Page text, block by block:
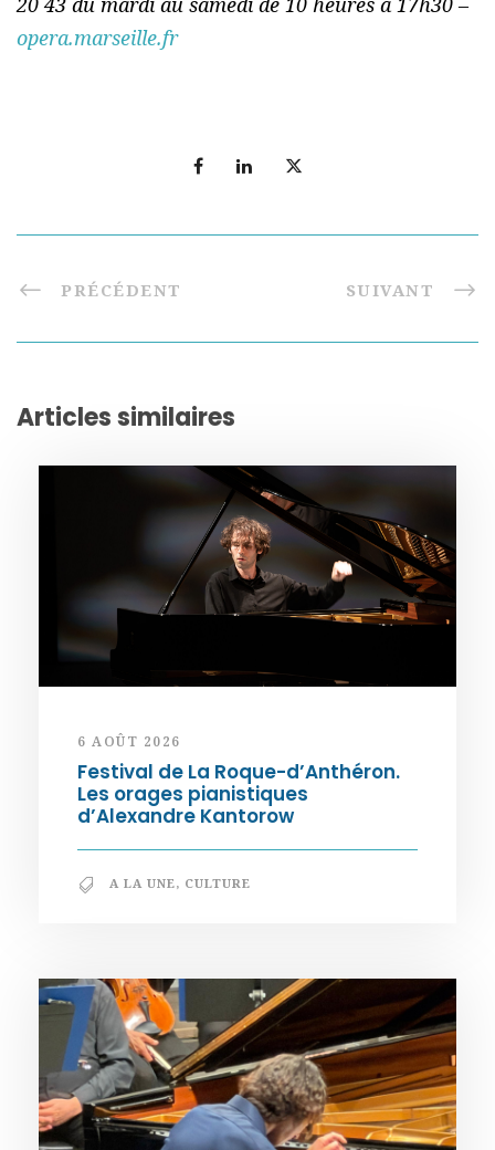
opera.marseille.fr
PRÉCÉDENT SUIVANT
Articles similaires
6 AOÛT 2026
Festival de La Roque-d’Anthéron.
Les orages pianistiques
d’Alexandre Kantorow
A LA UNE, CULTURE